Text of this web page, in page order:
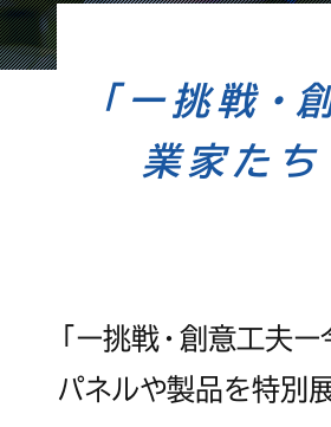
「ー挑戦
業家た
「ー挑戦・創意工夫
パネルや製品を特別